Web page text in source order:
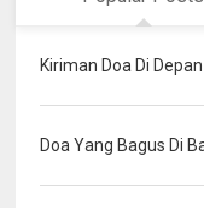
Kiriman Doa Di
Doa Yang Bagus Di